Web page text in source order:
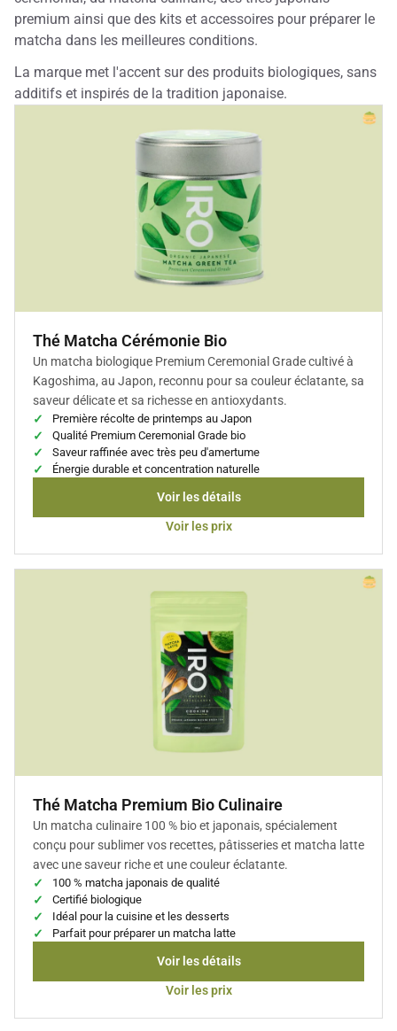
premium ainsi que des kits et accessoires pour préparer le
matcha dans les meilleures conditions.
La marque met l'accent sur des produits biologiques, sans
additifs et inspirés de la tradition japonaise.
Thé Matcha Cérémonie Bio
Un matcha biologique Premium Ceremonial Grade cultivé à
Kagoshima, au Japon, reconnu pour sa couleur éclatante, sa
saveur délicate et sa richesse en antioxydants.
Première récolte de printemps au Japon
Qualité Premium Ceremonial Grade bio
Saveur raffinée avec très peu d'amertume
Énergie durable et concentration naturelle
Voir les détails
Voir les prix
Thé Matcha Premium Bio Culinaire
Un matcha culinaire 100 % bio et japonais, spécialement
conçu pour sublimer vos recettes, pâtisseries et matcha latte
avec une saveur riche et une couleur éclatante.
100 % matcha japonais de qualité
Certifié biologique
Idéal pour la cuisine et les desserts
Parfait pour préparer un matcha latte
Voir les détails
Voir les prix